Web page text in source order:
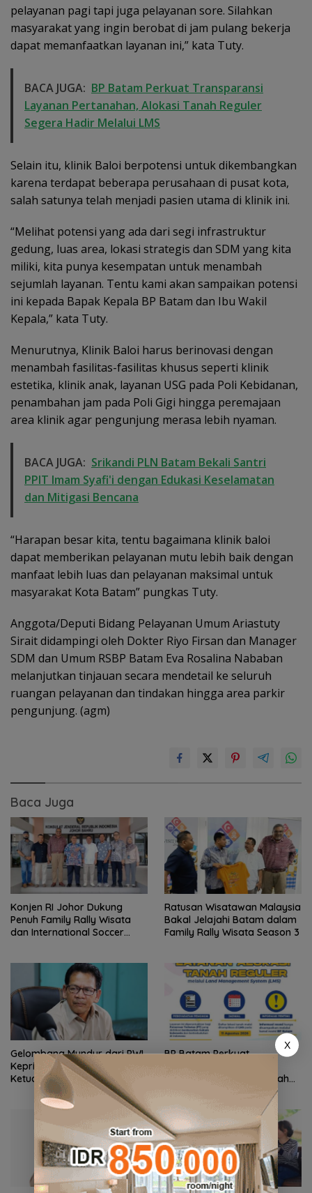
pelayanan pagi tapi juga pelayanan sore. Silahkan
masyarakat yang ingin berobat di jam pulang bekerja
dapat memanfaatkan layanan ini,” kata Tuty.
BACA JUGA: BP Batam Perkuat Transparansi
Layanan Pertanahan, Alokasi Tanah Reguler
Segera Hadir Melalui LMS
Selain itu, klinik Baloi berpotensi untuk dikembangkan
karena terdapat beberapa perusahaan di pusat kota,
salah satunya telah menjadi pasien utama di klinik ini.
“Melihat potensi yang ada dari segi infrastruktur
gedung, luas area, lokasi strategis dan SDM yang kita
miliki, kita punya kesempatan untuk menambah
sejumlah layanan. Tentu kami akan sampaikan potensi
ini kepada Bapak Kepala BP Batam dan Ibu Wakil
Kepala,” kata Tuty.
Menurutnya, Klinik Baloi harus berinovasi dengan
menambah fasilitas-fasilitas khusus seperti klinik
estetika, klinik anak, layanan USG pada Poli Kebidanan,
penambahan jam pada Poli Gigi hingga peremajaan
area klinik agar pengunjung merasa lebih nyaman.
BACA JUGA: Srikandi PLN Batam Bekali Santri
PPIT Imam Syafi'i dengan Edukasi Keselamatan
dan Mitigasi Bencana
“Harapan besar kita, tentu bagaimana klinik baloi
dapat memberikan pelayanan mutu lebih baik dengan
manfaat lebih luas dan pelayanan maksimal untuk
masyarakat Kota Batam” pungkas Tuty.
Anggota/Deputi Bidang Pelayanan Umum Ariastuty
Sirait didampingi oleh Dokter Riyo Firsan dan Manager
SDM dan Umum RSBP Batam Eva Rosalina Nababan
melanjutkan tinjauan secara mendetail ke seluruh
ruangan pelayanan dan tindakan hingga area parkir
pengunjung. (agm)
Baca Juga
Konjen RI Johor Dukung
Penuh Family Rally Wisata
dan International Soccer
Ratusan Wisatawan Malaysia
Bakal Jelajahi Batam dalam
Family Rally Wisata Season 3
Gelombang Mundur dari PWI
Kepri Berlanjut, Socrates
Ketua Pertama Periode
2004–2008 Ikut Tinggalkan
Organisasi
BP Batam Perkuat
Pertanahan, Alokasi Tanah
Reguler Segera Hadir Melalui
X